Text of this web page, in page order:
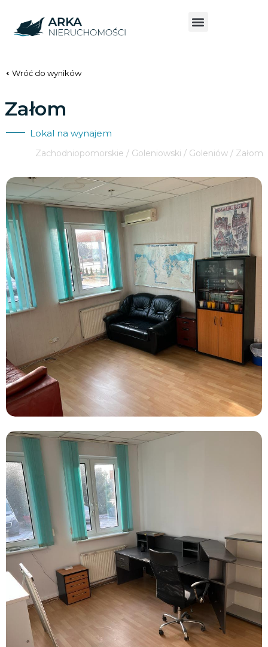
Wróć do wyników
Załom
Lokal na wynajem
Zachodniopomorskie / Goleniowski / Goleniów / Załom
Zobacz wszystkie